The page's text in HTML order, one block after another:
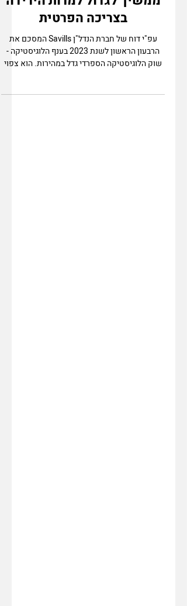
הנדל"ן הלוגיסטי בספרד
ממשיך לגדול למרות הירידה
בצריכה הפרטית
הרבעון הראשון לשנת 2023 בענף הלוגיסטיקה -